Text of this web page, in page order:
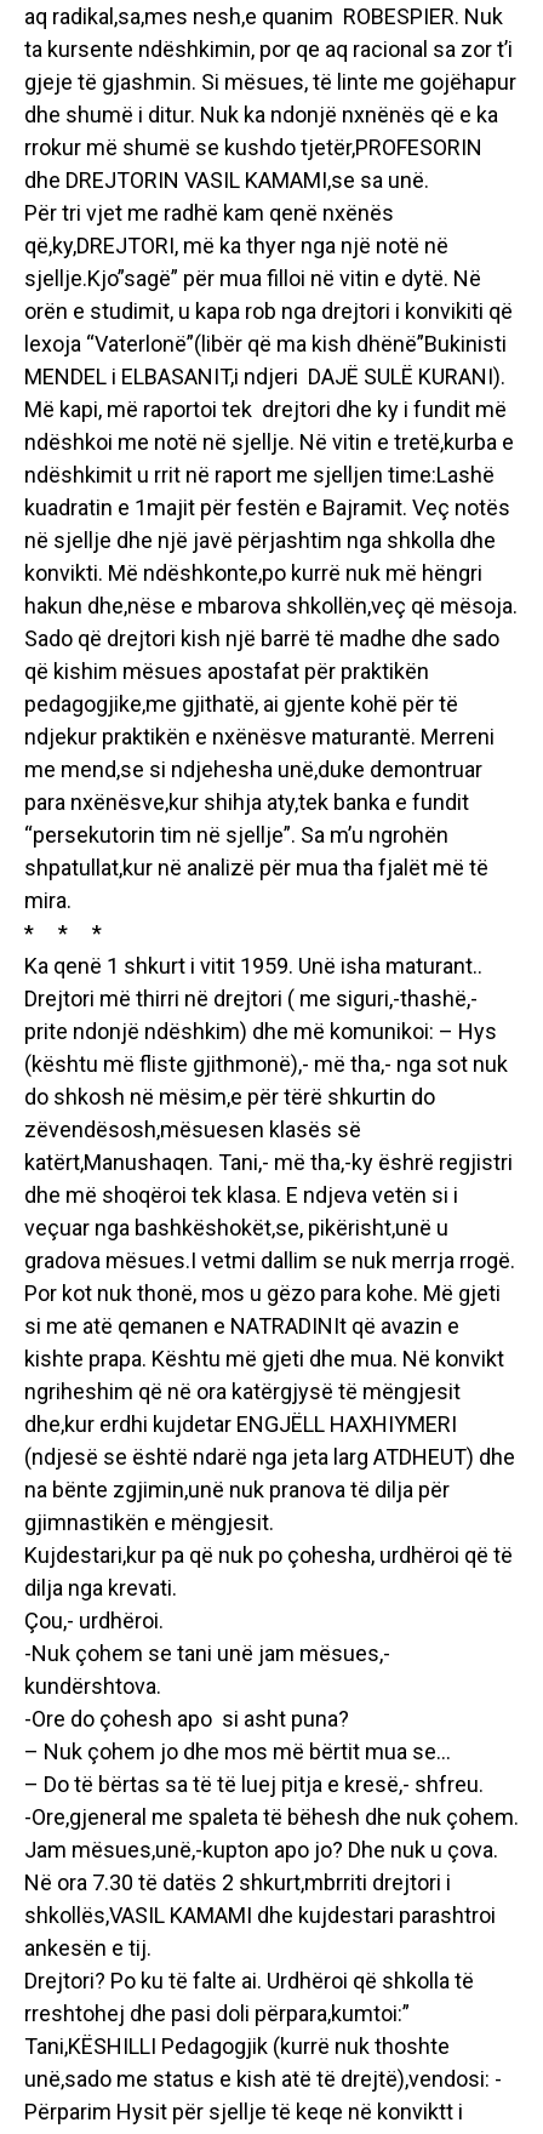
aq radikal,sa,mes nesh,e quanim ROBESPIER. Nuk
ta kursente ndëshkimin, por qe aq racional sa zor t’i
gjeje të gjashmin. Si mësues, të linte me gojëhapur
dhe shumë i ditur. Nuk ka ndonjë nxnënës që e ka
rrokur më shumë se kushdo tjetër,PROFESORIN
dhe DREJTORIN VASIL KAMAMI,se sa unë.
Për tri vjet me radhë kam qenë nxënës
që,ky,DREJTORI, më ka thyer nga një notë në
sjellje.Kjo”sagë” për mua filloi në vitin e dytë. Në
orën e studimit, u kapa rob nga drejtori i konvikiti që
lexoja “Vaterlonë”(libër që ma kish dhënë”Bukinisti
MENDEL i ELBASANIT,i ndjeri DAJË SULË KURANI).
Më kapi, më raportoi tek drejtori dhe ky i fundit më
ndëshkoi me notë në sjellje. Në vitin e tretë,kurba e
ndëshkimit u rrit në raport me sjelljen time:Lashë
kuadratin e 1majit për festën e Bajramit. Veç notës
në sjellje dhe një javë përjashtim nga shkolla dhe
konvikti. Më ndëshkonte,po kurrë nuk më hëngri
hakun dhe,nëse e mbarova shkollën,veç që mësoja.
Sado që drejtori kish një barrë të madhe dhe sado
që kishim mësues apostafat për praktikën
pedagogjike,me gjithatë, ai gjente kohë për të
ndjekur praktikën e nxënësve maturantë. Merreni
me mend,se si ndjehesha unë,duke demontruar
para nxënësve,kur shihja aty,tek banka e fundit
“persekutorin tim në sjellje”. Sa m’u ngrohën
shpatullat,kur në analizë për mua tha fjalët më të
mira.
* * *
Ka qenë 1 shkurt i vitit 1959. Unë isha maturant..
Drejtori më thirri në drejtori ( me siguri,-thashë,-
prite ndonjë ndëshkim) dhe më komunikoi: – Hys
(kështu më fliste gjithmonë),- më tha,- nga sot nuk
do shkosh në mësim,e për tërë shkurtin do
zëvendësosh,mësuesen klasës së
katërt,Manushaqen. Tani,- më tha,-ky ëshrë regjistri
dhe më shoqëroi tek klasa. E ndjeva vetën si i
veçuar nga bashkëshokët,se, pikërisht,unë u
gradova mësues.I vetmi dallim se nuk merrja rrogë.
Por kot nuk thonë, mos u gëzo para kohe. Më gjeti
si me atë qemanen e NATRADINIt që avazin e
kishte prapa. Kështu më gjeti dhe mua. Në konvikt
ngriheshim që në ora katërgjysë të mëngjesit
dhe,kur erdhi kujdetar ENGJËLL HAXHIYMERI
(ndjesë se është ndarë nga jeta larg ATDHEUT) dhe
na bënte zgjimin,unë nuk pranova të dilja për
gjimnastikën e mëngjesit.
Kujdestari,kur pa që nuk po çohesha, urdhëroi që të
dilja nga krevati.
Çou,- urdhëroi.
-Nuk çohem se tani unë jam mësues,-
kundërshtova.
-Ore do çohesh apo si asht puna?
– Nuk çohem jo dhe mos më bërtit mua se…
– Do të bërtas sa të të luej pitja e kresë,- shfreu.
-Ore,gjeneral me spaleta të bëhesh dhe nuk çohem.
Jam mësues,unë,-kupton apo jo? Dhe nuk u çova.
Në ora 7.30 të datës 2 shkurt,mbrriti drejtori i
shkollës,VASIL KAMAMI dhe kujdestari parashtroi
ankesën e tij.
Drejtori? Po ku të falte ai. Urdhëroi që shkolla të
rreshtohej dhe pasi doli përpara,kumtoi:”
Tani,KËSHILLI Pedagogjik (kurrë nuk thoshte
unë,sado me status e kish atë të drejtë),vendosi: -
Përparim Hysit për sjellje të keqe në konviktt i